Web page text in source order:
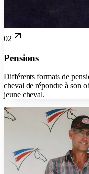
02
Pensions
Différents formats de
cheval de répondre à son
jeune cheval.